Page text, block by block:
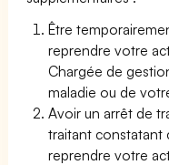
Être
reprendre votre
Chargée de
maladie ou de
Avoir un arrêt de
traitant constatant
reprendre votre